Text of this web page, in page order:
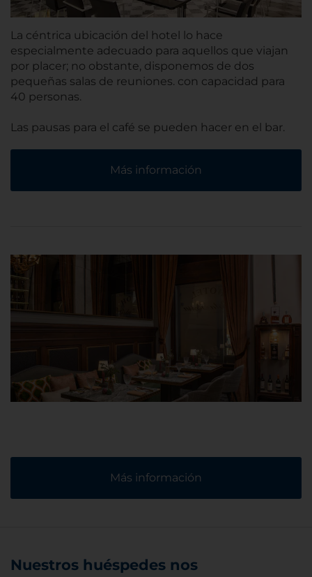
La céntrica ubicación del hotel lo hace
especialmente adecuado para aquellos que viajan
por placer; no obstante, disponemos de dos
pequeñas salas de reuniones. con capacidad para
40 personas.
Las pausas para el café se pueden hacer en el bar.
Más información
Más información
Nuestros huéspedes nos